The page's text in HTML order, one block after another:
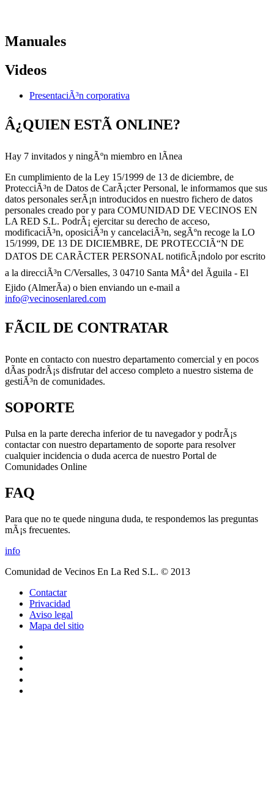
Manuales
Videos
PresentaciÃ³n corporativa
Â¿QUIEN ESTÃ ONLINE?
Hay 7 invitados y ningÃºn miembro en lÃ­nea
En cumplimiento de la Ley 15/1999 de 13 de diciembre, de
ProtecciÃ³n de Datos de CarÃ¡cter Personal, le informamos que sus
datos personales serÃ¡n introducidos en nuestro fichero de datos
personales creado por y para COMUNIDAD DE VECINOS EN
LA RED S.L. PodrÃ¡ ejercitar su derecho de acceso,
modificaciÃ³n, oposiciÃ³n y cancelaciÃ³n, segÃºn recoge la LO
15/1999, DE 13 DE DICIEMBRE, DE PROTECCIÃ“N DE
DATOS DE CARÃCTER PERSONAL notificÃ¡ndolo por escrito
a la direcciÃ³n C/Versalles, 3 04710 Santa MÂª del Ãguila - El
Ejido (AlmerÃ­a) o bien enviando un e-mail a
info@vecinosenlared.com
FÃCIL DE CONTRATAR
Ponte en contacto con nuestro departamento comercial y en pocos
dÃ­as podrÃ¡s disfrutar del acceso completo a nuestro sistema de
gestiÃ³n de comunidades.
SOPORTE
Pulsa en la parte derecha inferior de tu navegador y podrÃ¡s
contactar con nuestro departamento de soporte para resolver
cualquier incidencia o duda acerca de nuestro Portal de
Comunidades Online
FAQ
Para que no te quede ninguna duda, te respondemos las preguntas
mÃ¡s frecuentes.
info
Comunidad de Vecinos En La Red S.L. © 2013
Contactar
Privacidad
Aviso legal
Mapa del sitio